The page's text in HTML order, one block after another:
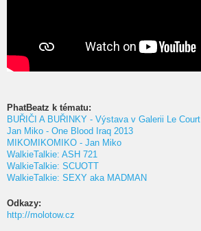
PhatBeatz k tématu:
BUŘIČI A BUŘINKY - Výstava v Galerii Le Court
Jan Miko - One Blood Iraq 2013
MIKOMIKOMIKO - Jan Miko
WalkieTalkie: ASH 721
WalkieTalkie: SCUOTT
WalkieTalkie: SEXY aka MADMAN
Odkazy:
http://molotow.cz